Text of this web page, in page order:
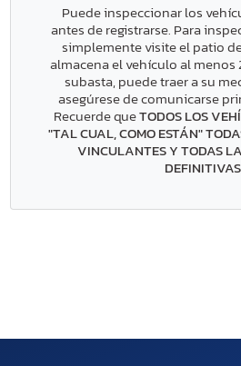
Puede inspeccionar los
antes de registrarse. Para
simplemente visite el patio
almacena el vehículo al menos
subasta, puede traer a su
asegúrese de comunicarse
Recuerde queTODOS LOS
"TAL CUAL, COMO ESTÁN"
VINCULANTES Y TODAS
DEFINITIVAS